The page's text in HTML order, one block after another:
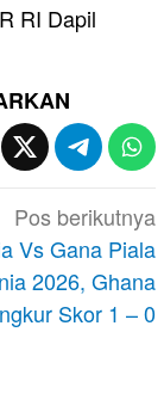
RI Dapil
Pos berikutnya
Vs Gana Piala
2026, Ghana
Skor 1 – 0